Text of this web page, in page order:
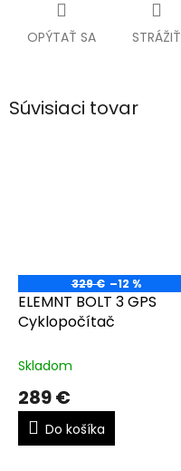
OPÝTAŤ SA STRÁŽIŤ
Súvisiaci tovar
329 € –12 %
ELEMNT BOLT 3 GPS
Cyklopočítač
Skladom
289 €
Do košíka